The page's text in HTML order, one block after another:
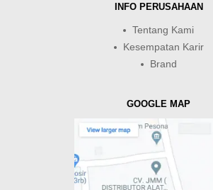
INFO PERUSAHAAN
Tentang Kami
Kesempatan Karir
Brand
GOOGLE MAP